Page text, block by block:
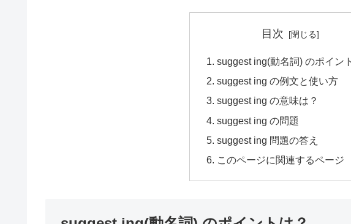
目次
suggest ing(動名詞) のポイン
suggest ing の例文と使い方
suggest ing の意味は？
suggest ing の問題
suggest ing 問題の答え
このページに関連するページ